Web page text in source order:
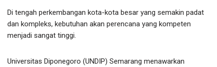
Di tengah perkembangan kota-kota besar yang semakin padat
dan kompleks, kebutuhan akan perencana yang kompeten
menjadi sangat tinggi.
Universitas Diponegoro (UNDIP) Semarang menawarkan